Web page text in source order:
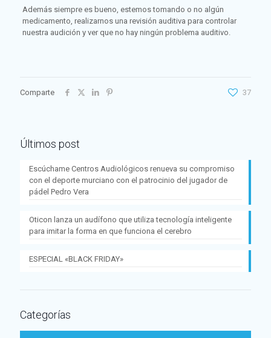
Además siempre es bueno, estemos tomando o no algún
medicamento, realizarnos una revisión auditiva para controlar
nuestra audición y ver que no hay ningún problema auditivo.
Comparte 37
Últimos post
Escúchame Centros Audiológicos renueva su compromiso
con el deporte murciano con el patrocinio del jugador de
pádel Pedro Vera
Oticon lanza un audífono que utiliza tecnología inteligente
para imitar la forma en que funciona el cerebro
ESPECIAL «BLACK FRIDAY»
Categorías